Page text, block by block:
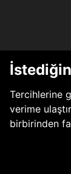
Tercihlerine
verime
birbirinden